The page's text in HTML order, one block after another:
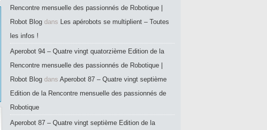
Rencontre mensuelle des passionnés de Robotique |
Robot Blog dans Les apérobots se multiplient – Toutes
les infos !
Aperobot 94 – Quatre vingt quatorzième Edition de la
Rencontre mensuelle des passionnés de Robotique |
Robot Blog dans Aperobot 87 – Quatre vingt septième
Edition de la Rencontre mensuelle des passionnés de
Robotique
Aperobot 87 – Quatre vingt septième Edition de la